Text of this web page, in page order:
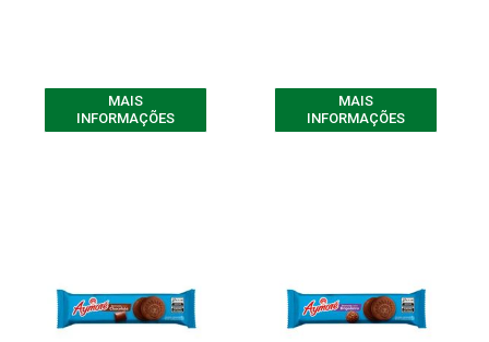
MAIS
INFORMAÇÕES
MAIS
INFORMAÇÕES